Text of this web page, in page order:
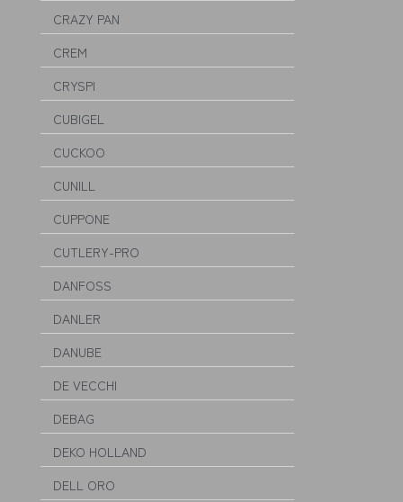
CRAZY PAN
CREM
CRYSPI
CUBIGEL
CUCKOO
CUNILL
CUPPONE
CUTLERY-PRO
DANFOSS
DANLER
DANUBE
DE VECCHI
DEBAG
DEKO HOLLAND
DELL ORO